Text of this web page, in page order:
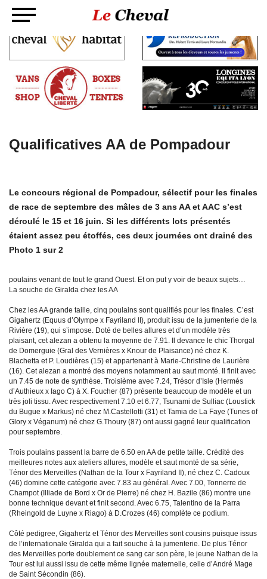
Qualificatives AA de Pompadour
Le concours régional de Pompadour, sélectif pour les finales
de race de septembre des mâles de 3 ans AA et AAC s’est
déroulé le 15 et 16 juin. Si les différents lots présentés
étaient assez peu étoffés, ces deux journées ont drainé des
Photo 1 sur 2
poulains venant de tout le grand Ouest. Et on put y voir de beaux sujets…
La souche de Giralda chez les AA
Chez les AA grande taille, cinq poulains sont qualifiés pour les finales. C’est
Gigahertz (Equus d’Olympe x Fayriland II), produit issu de la jumenterie de la
Rivière (19), qui s’impose. Doté de belles allures et d’un modèle très
plaisant, cet alezan a obtenu la moyenne de 7.91. Il devance le chic Thorgal
de Domerguie (Gral des Vernières x Knour de Plaisance) né chez K.
Blachetta et P. Loudières (15) et appartenant à Marie-Christine de Laurière
(16). Cet alezan a montré des moyens notamment au saut monté. Il finit avec
un 7.45 de note de synthèse. Troisième avec 7.24, Trésor d’Isle (Hermés
d’Authieux x Iago C) à X. Foucher (87) présente beaucoup de modèle et un
très joli tissu. Avec respectivement 7.10 et 6.77, Tsunami de Sulliac (Loustick
du Bugue x Markus) né chez M.Castellotti (31) et Tamia de La Faye (Tunes of
Glory x Véganum) né chez G.Thoury (87) ont aussi gagné leur qualification
pour septembre.
Trois poulains passent la barre de 6.50 en AA de petite taille. Crédité des
meilleures notes aux ateliers allures, modèle et saut monté de sa série,
Ténor des Merveilles (Nathan de la Tour x Fayriland II), né chez C. Cadoux
(46) domine cette catégorie avec 7.83 au général. Avec 7.00, Tonnerre de
Champot (Illiade de Bord x Or de Pierre) né chez H. Bazile (86) montre une
bonne technique devant et finit second. Avec 6.75, Talentino de la Parra
(Rheingold de Luyne x Riago) à D.Crozes (46) complète ce podium.
Côté pedigree, Gigahertz et Ténor des Merveilles sont cousins puisque issus
de l’internationale Giralda qui a fait souche à la jumenterie. De plus Ténor
des Merveilles porte doublement ce sang car son père, le jeune Nathan de la
Tour est lui aussi issu de cette même lignée maternelle, celle d’André Mage
de Saint Sécondin (86).